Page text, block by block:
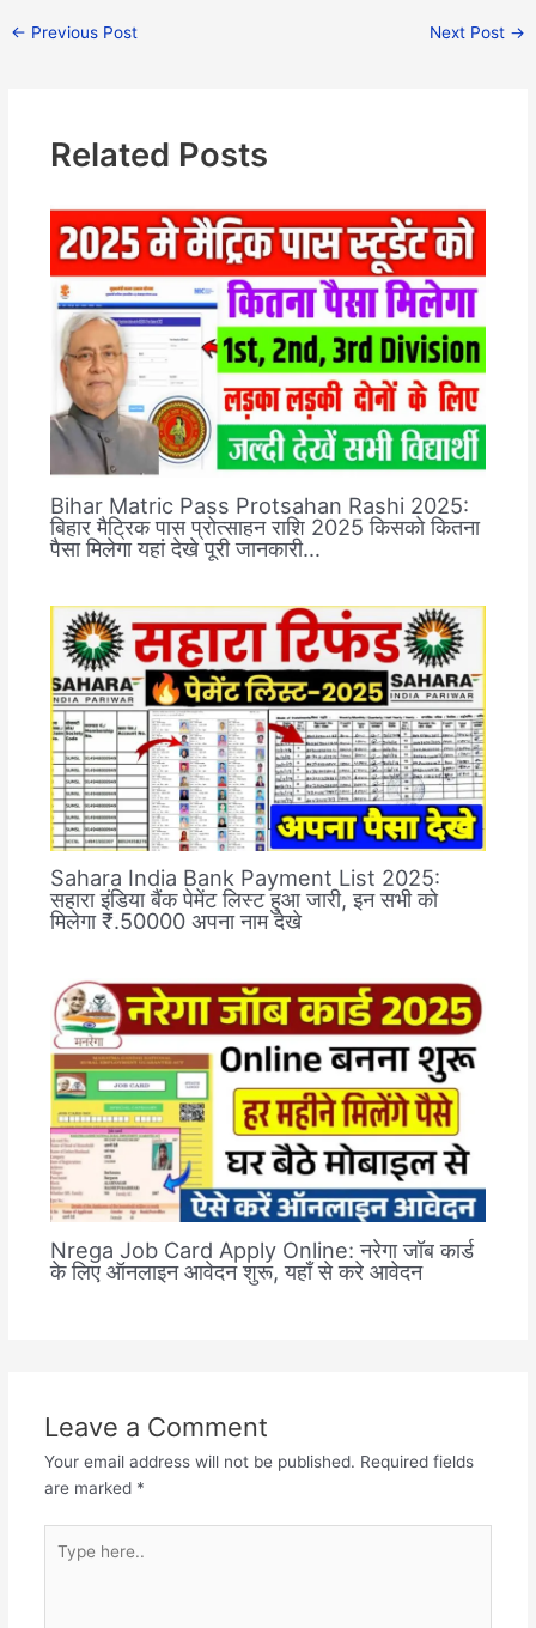
← Previous Post Next Post →
Related Posts
Bihar Matric Pass Protsahan Rashi 2025:
बिहार मैट्रिक पास प्रोत्साहन राशि 2025 किसको कितना
पैसा मिलेगा यहां देखे पूरी जानकारी…
Sahara India Bank Payment List 2025:
सहारा इंडिया बैंक पेमेंट लिस्ट हुआ जारी, इन सभी को
मिलेगा ₹.50000 अपना नाम देखे
Nrega Job Card Apply Online: नरेगा जॉब कार्ड
के लिए ऑनलाइन आवेदन शुरू, यहाँ से करे आवेदन
Leave a Comment
Your email address will not be published. Required fields
are marked *
here..